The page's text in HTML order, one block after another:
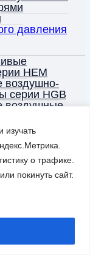
изучать
о трафике.
покинуть сайт.
давления
HEM
серии HGB
HA
воздуха и
OFB
серии HE
для
NA
дыхания